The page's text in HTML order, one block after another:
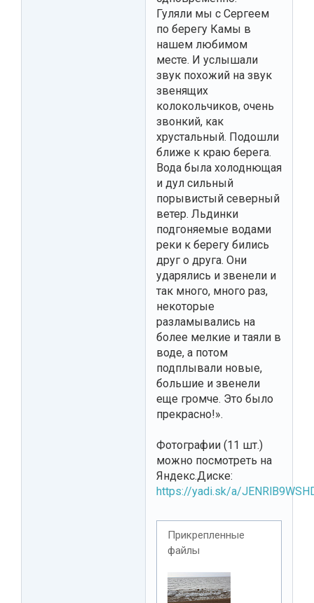
Гуляли мы с Сергеем
по берегу Камы в
нашем любимом
месте. И услышали
звук похожий на звук
звенящих
колокольчиков, очень
звонкий, как
хрустальный. Подошли
ближе к краю берега.
Вода была холоднющая
и дул сильный
порывистый северный
ветер. Льдинки
подгоняемые водами
реки к берегу бились
друг о друга. Они
ударялись и звенели и
так много, много раз,
некоторые
разламывались на
более мелкие и таяли в
воде, а потом
подплывали новые,
большие и звенели
еще громче. Это было
прекрасно!».
Фотографии (11 шт.)
можно посмотреть на
Яндекс.Диске:
https://yadi.sk/a/
Прикрепленные
файлы